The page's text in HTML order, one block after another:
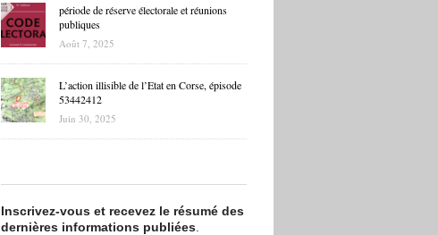
période de réserve électorale et réunions
publiques
Août 7, 2025
L’action illisible de l’Etat en Corse, épisode
53442412
Juin 30, 2025
Inscrivez-vous et recevez le résumé des
dernières informations publiées.